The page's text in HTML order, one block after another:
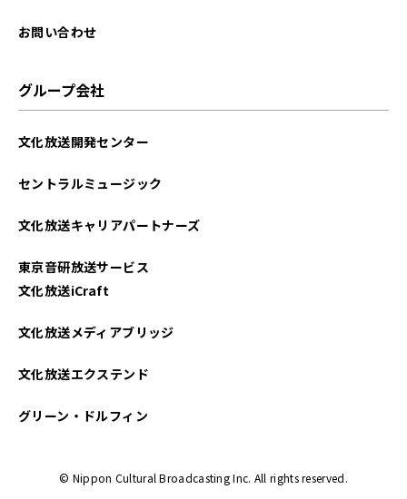
お問い合わせ
グループ会社
文化放送開発センター
セントラルミュージック
文化放送キャリアパートナーズ
東京音研放送サービス
文化放送iCraft
文化放送メディアブリッジ
文化放送エクステンド
グリーン・ドルフィン
© Nippon Cultural Broadcasting Inc. All rights reserved.